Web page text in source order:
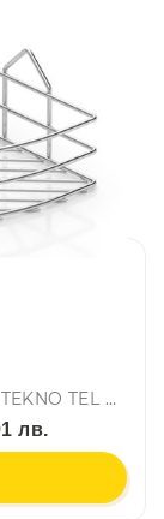
Ъглова етажерка за баня на 1 ниво TEKNO TEL BK 001, 23х23х9 см, Закрепване с дюбел, Хром
лв.